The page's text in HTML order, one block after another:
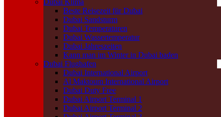
Dubai Klima
Beste Reisezeit für Dubai
Dubai Sandsturm
Dubai Temperaturen
Dubai Wassertemperatur
Dubai Jahreszeiten
Kann man im Winter in Dubai baden
Dubai Flughafen
Dubai International Airport
Al Maktoum International Airport
Dubai Duty Free
Dubai Airport Terminal 1
Dubai Airport Terminal 2